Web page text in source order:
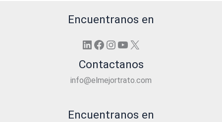
Encuentranos en
LinkedIn
Facebook
Instagram
YouTube
X
Contactanos
info@elmejortrato.com
Encuentranos en